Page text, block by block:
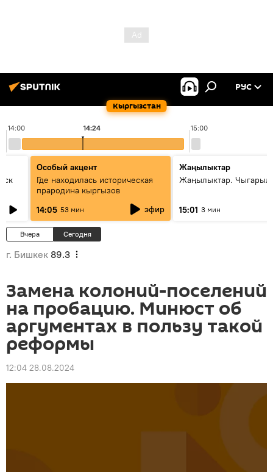
Кыргызстан
РУС
14:00 15:00
14:24
Особый акцент
Где находилась историческая
прародина кыргызов
14:05 53 мин эфир
Жаңылыктар
Жаңылыктар.
15:01 3 мин
Вчера Сегодня
г. Бишкек 89.3
Замена колоний-поселений
на пробацию. Минюст об
аргументах в пользу такой
реформы
12:04 28.08.2024